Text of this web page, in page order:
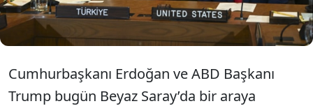
Cumhurbaşkanı Erdoğan ve ABD Başkanı
Trump bugün Beyaz Saray’da bir araya